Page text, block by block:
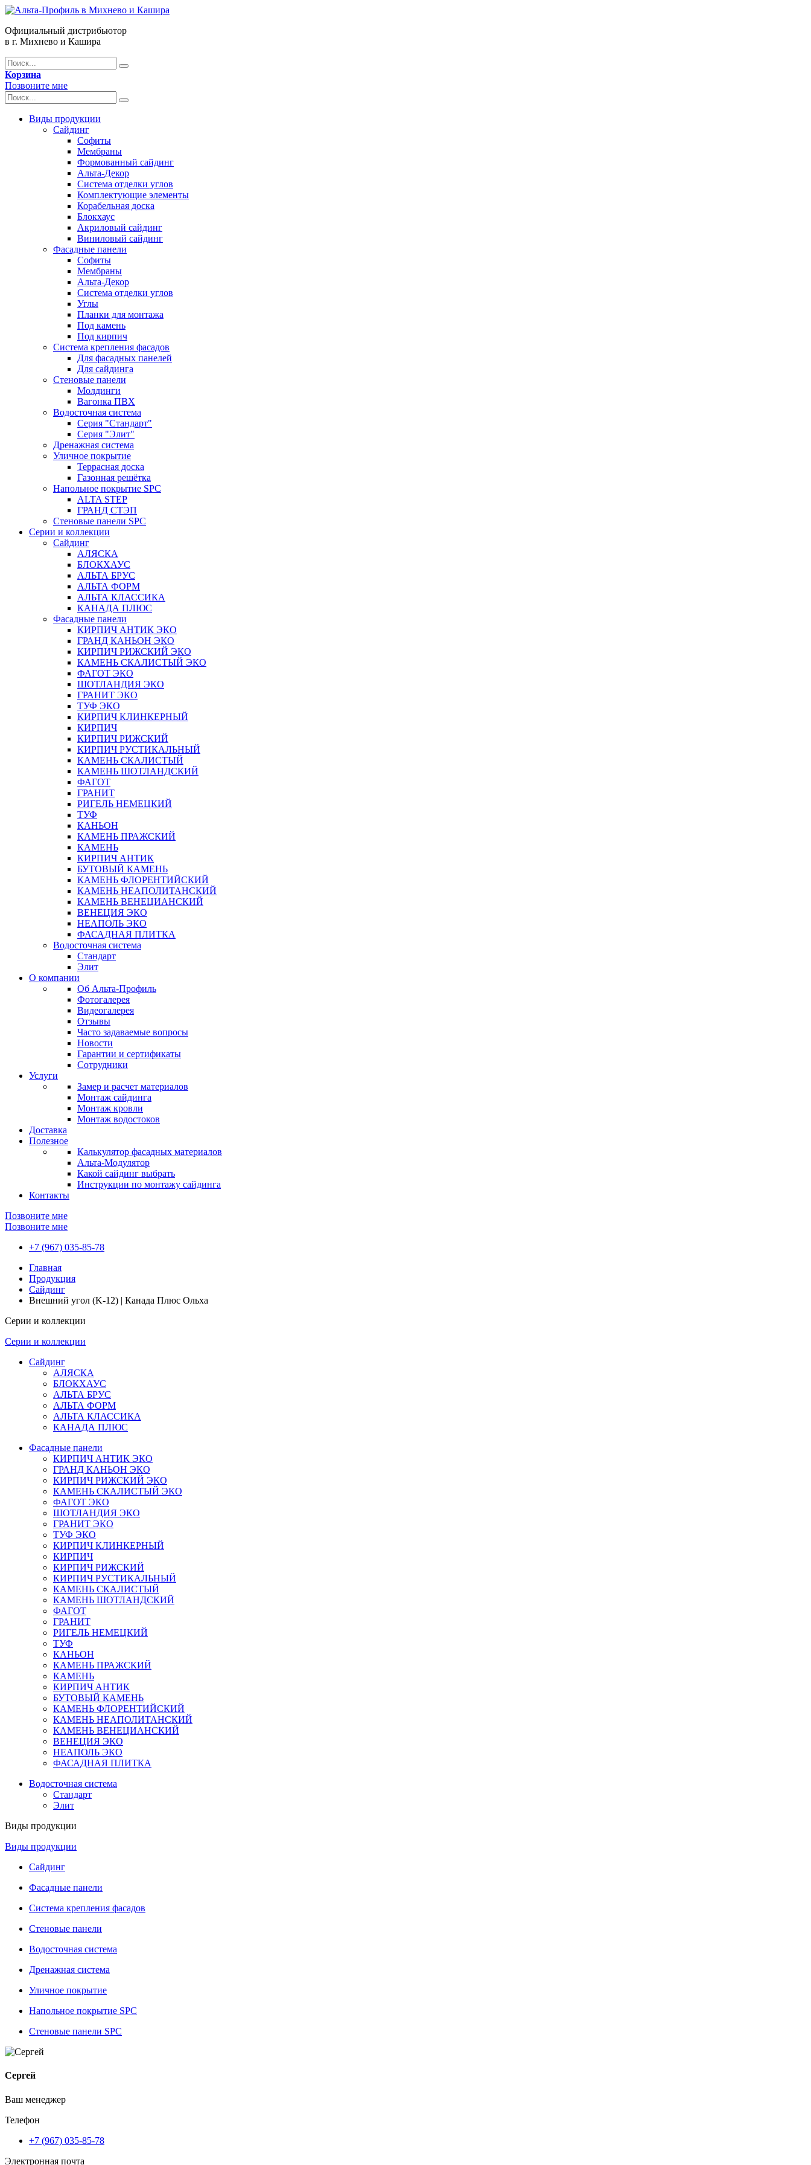
Официальный дистрибьютор
в г. Михнево и Кашира
Корзина
Позвоните мне
Виды продукции
Сайдинг
Софиты
Мембраны
Формованный сайдинг
Альта-Декор
Система отделки углов
Комплектующие элементы
Корабельная доска
Блокхаус
Акриловый сайдинг
Виниловый сайдинг
Фасадные панели
Софиты
Мембраны
Альта-Декор
Система отделки углов
Углы
Планки для монтажа
Под камень
Под кирпич
Система крепления фасадов
Для фасадных панелей
Для сайдинга
Стеновые панели
Молдинги
Вагонка ПВХ
Водосточная система
Серия "Стандарт"
Серия "Элит"
Дренажная система
Уличное покрытие
Террасная доска
Газонная решётка
Напольное покрытие SPC
ALTA STEP
ГРАНД СТЭП
Стеновые панели SPC
Серии и коллекции
Сайдинг
АЛЯСКА
БЛОКХАУС
АЛЬТА БРУС
АЛЬТА ФОРМ
АЛЬТА КЛАССИКА
КАНАДА ПЛЮС
Фасадные панели
КИРПИЧ АНТИК ЭКО
ГРАНД КАНЬОН ЭКО
КИРПИЧ РИЖСКИЙ ЭКО
КАМЕНЬ СКАЛИСТЫЙ ЭКО
ФАГОТ ЭКО
ШОТЛАНДИЯ ЭКО
ГРАНИТ ЭКО
ТУФ ЭКО
КИРПИЧ КЛИНКЕРНЫЙ
КИРПИЧ
КИРПИЧ РИЖСКИЙ
КИРПИЧ РУСТИКАЛЬНЫЙ
КАМЕНЬ СКАЛИСТЫЙ
КАМЕНЬ ШОТЛАНДСКИЙ
ФАГОТ
ГРАНИТ
РИГЕЛЬ НЕМЕЦКИЙ
ТУФ
КАНЬОН
КАМЕНЬ ПРАЖСКИЙ
КАМЕНЬ
КИРПИЧ АНТИК
БУТОВЫЙ КАМЕНЬ
КАМЕНЬ ФЛОРЕНТИЙСКИЙ
КАМЕНЬ НЕАПОЛИТАНСКИЙ
КАМЕНЬ ВЕНЕЦИАНСКИЙ
ВЕНЕЦИЯ ЭКО
НЕАПОЛЬ ЭКО
ФАСАДНАЯ ПЛИТКА
Водосточная система
Стандарт
Элит
О компании
Об Альта-Профиль
Фотогалерея
Видеогалерея
Отзывы
Часто задаваемые вопросы
Новости
Гарантии и сертификаты
Сотрудники
Услуги
Замер и расчет материалов
Монтаж сайдинга
Монтаж кровли
Монтаж водостоков
Доставка
Полезное
Калькулятор фасадных материалов
Альта-Модулятор
Какой сайдинг выбрать
Инструкции по монтажу сайдинга
Контакты
Позвоните мне
Позвоните мне
+7 (967) 035-85-78
Главная
Продукция
Сайдинг
Внешний угол (K-12) | Канада Плюс Ольха
Серии и коллекции
Серии и коллекции
Сайдинг
АЛЯСКА
БЛОКХАУС
АЛЬТА БРУС
АЛЬТА ФОРМ
АЛЬТА КЛАССИКА
КАНАДА ПЛЮС
Фасадные панели
КИРПИЧ АНТИК ЭКО
ГРАНД КАНЬОН ЭКО
КИРПИЧ РИЖСКИЙ ЭКО
КАМЕНЬ СКАЛИСТЫЙ ЭКО
ФАГОТ ЭКО
ШОТЛАНДИЯ ЭКО
ГРАНИТ ЭКО
ТУФ ЭКО
КИРПИЧ КЛИНКЕРНЫЙ
КИРПИЧ
КИРПИЧ РИЖСКИЙ
КИРПИЧ РУСТИКАЛЬНЫЙ
КАМЕНЬ СКАЛИСТЫЙ
КАМЕНЬ ШОТЛАНДСКИЙ
ФАГОТ
ГРАНИТ
РИГЕЛЬ НЕМЕЦКИЙ
ТУФ
КАНЬОН
КАМЕНЬ ПРАЖСКИЙ
КАМЕНЬ
КИРПИЧ АНТИК
БУТОВЫЙ КАМЕНЬ
КАМЕНЬ ФЛОРЕНТИЙСКИЙ
КАМЕНЬ НЕАПОЛИТАНСКИЙ
КАМЕНЬ ВЕНЕЦИАНСКИЙ
ВЕНЕЦИЯ ЭКО
НЕАПОЛЬ ЭКО
ФАСАДНАЯ ПЛИТКА
Водосточная система
Стандарт
Элит
Виды продукции
Виды продукции
Сайдинг
Фасадные панели
Система крепления фасадов
Стеновые панели
Водосточная система
Дренажная система
Уличное покрытие
Напольное покрытие SPC
Стеновые панели SPC
Сергей
Ваш менеджер
Телефон
+7 (967) 035-85-78
Электронная почта